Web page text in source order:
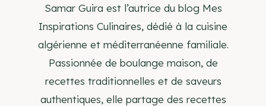
Samar Guira est l’autrice du blog Mes
Inspirations Culinaires, dédié à la cuisine
algérienne et méditerranéenne familiale.
Passionnée de boulange maison, de
recettes traditionnelles et de saveurs
authentiques, elle partage des recettes